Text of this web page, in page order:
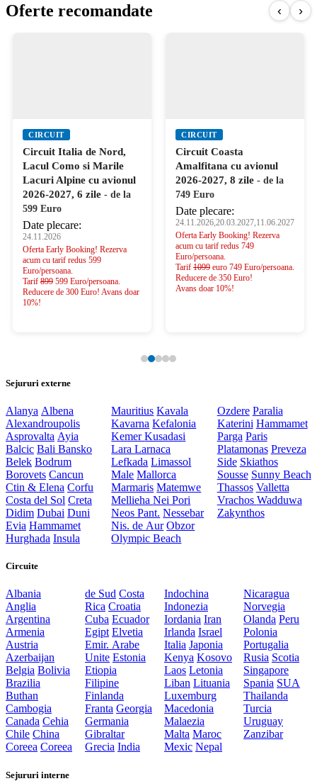
Oferte recomandate ‹ ›
CIRCUIT
Circuit Italia de Nord,
Lacul Como si Marile
Lacuri Alpine cu avionul
2026-2027, 6 zile - de la
599 Euro
Date plecare:
24.11.2026
Oferta Early Booking! Rezerva
acum cu tarif redus 599
Euro/persoana.
Tarif 899 599 Euro/persoana.
Reducere de 300 Euro! Avans doar
10%!
CIRCUIT
Circuit Coasta
Amalfitana cu avionul
2026-2027, 8 zile - de la
749 Euro
Date plecare:
24.11.2026,20.03.2027,11.06.2027
Oferta Early Booking! Rezerva
acum cu tarif redus 749
Euro/persoana.
Tarif 1099 euro 749 Euro/persoana.
Reducere de 350 Euro!
Avans doar 10%!
Sejururi externe
Alanya Albena
Alexandroupolis
Asprovalta Ayia
Balcic Bali Bansko
Belek Bodrum
Borovets Cancun
Ctin & Elena Corfu
Costa del Sol Creta
Didim Dubai Duni
Evia Hammamet
Hurghada Insula
Mauritius Kavala
Kavarna Kefalonia
KemerKusadasi
LaraLarnaca
Lefkada Limassol
Male Mallorca
Marmaris Matemwe
MelliehaNei Pori
Neos Pant. Nessebar
Nis. de Aur Obzor
Olympic Beach
Ozdere Paralia
Katerini Hammamet
Parga Paris
Platamonas Preveza
Side Skiathos
Sousse Sunny Beach
Thassos Valletta
Vrachos Wadduwa
Zakynthos
Circuite
Albania
Anglia
Argentina
Armenia
Austria
Azerbaijan
Belgia Bolivia
Brazilia
Buthan
Cambogia
Canada Cehia
Chile China
Coreea Coreea
de Sud Costa
Rica Croatia
Cuba Ecuador
Egipt Elvetia
Emir. Arabe
Unite Estonia
Etiopia
Filipine
Finlanda
Franta Georgia
Germania
Gibraltar
Grecia India
Indochina
Indonezia
Iordania Iran
Irlanda Israel
Italia Japonia
Kenya Kosovo
Laos Letonia
Liban Lituania
Luxemburg
Macedonia
Malaezia
Malta Maroc
Mexic Nepal
Nicaragua
Norvegia
Olanda Peru
Polonia
Portugalia
Rusia Scotia
Singapore
Spania SUA
Thailanda
Turcia
Uruguay
Zanzibar
Sejururi interne